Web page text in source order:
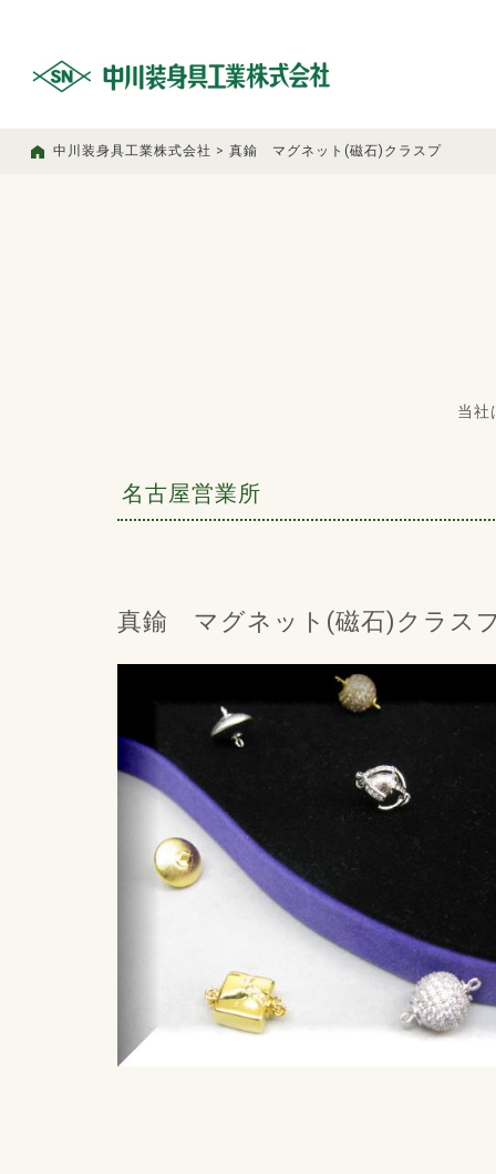
中川装身具工業株式会社 > 真鍮 マグネット(磁石)クラスプ
当社
名古屋営業所
真鍮 マグネット(磁石)クラス